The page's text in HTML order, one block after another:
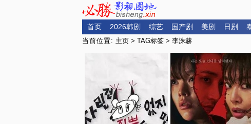
首页 2026韩剧 综艺 国产剧 美剧 日剧
当前位置: 主页 > TAG标签 > 李洙赫